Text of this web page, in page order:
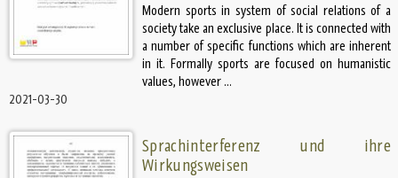
Modern sports in system of social relations of a
society take an exclusive place. It is connected with
a number of specific functions which are inherent
in it. Formally sports are focused on humanistic
values, however ...
2021-03-30
Sprachinterferenz und ihre
Wirkungsweisen